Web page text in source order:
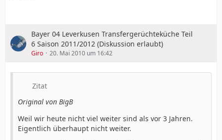
Bayer 04 Leverkusen Transfergerüchteküche Teil
6 Saison 2011/2012 (Diskussion erlaubt)
Giro 20. Mai 2010 um 16:42
Zitat
Original von BigB
Weil wir heute nicht viel weiter sind als vor 3 Jahren.
Eigentlich überhaupt nicht weiter.